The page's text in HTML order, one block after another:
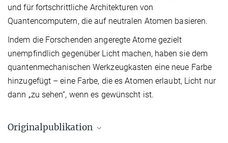
und für fortschrittliche Architekturen von
Quantencomputern, die auf neutralen Atomen basieren.
Indem die Forschenden angeregte Atome gezielt
unempfindlich gegenüber Licht machen, haben sie dem
quantenmechanischen Werkzeugkasten eine neue Farbe
hinzugefügt – eine Farbe, die es Atomen erlaubt, Licht nur
dann „zu sehen“, wenn es gewünscht ist.
Originalpublikation